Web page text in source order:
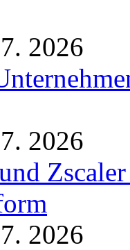
2026
2026
2026